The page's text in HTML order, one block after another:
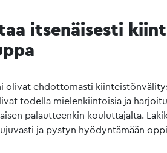
itsenäisesti
olivat ehdottomasti
todella mielenkiintoisia ja
palautteenkin kouluttajalta.
ja pystyn hyödyntämään